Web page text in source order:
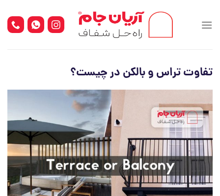
content
تفاوت تراس و بالکن در چیست؟